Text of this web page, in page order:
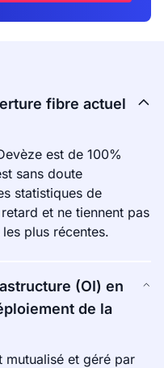
fibre actuel
est de 100%
sans doute
statistiques de
et ne tiennent pas
plus récentes.
(OI) en
de la
mutualisé et géré par